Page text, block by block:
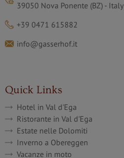
39050 Nova Ponente (BZ) - Italy
+39 0471 615882
info@gasserhof.it
Quick Links
Hotel in Val d'Ega
Ristorante in Val d'Ega
Estate nelle Dolomiti
Inverno a Obereggen
Vacanze in moto